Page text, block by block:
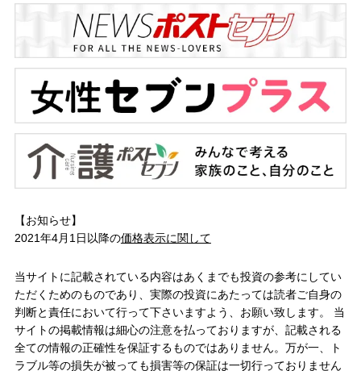
【お知らせ】
2021年4月1日以降の価格表示に関して
当サイトに記載されている内容はあくまでも投資の参考にしてい
ただくためのものであり、実際の投資にあたっては読者ご自身の
判断と責任において行って下さいますよう、お願い致します。 当
サイトの掲載情報は細心の注意を払っておりますが、記載される
全ての情報の正確性を保証するものではありません。万が一、ト
ラブル等の損失が被っても損害等の保証は一切行っておりません